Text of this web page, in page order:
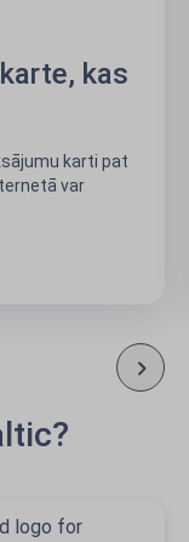
kas
karti pat
var